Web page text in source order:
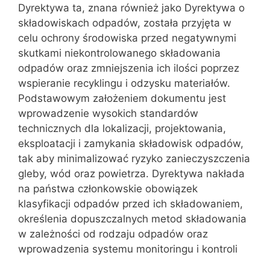
Dyrektywa ta, znana również jako Dyrektywa o
składowiskach odpadów, została przyjęta w
celu ochrony środowiska przed negatywnymi
skutkami niekontrolowanego składowania
odpadów oraz zmniejszenia ich ilości poprzez
wspieranie recyklingu i odzysku materiałów.
Podstawowym założeniem dokumentu jest
wprowadzenie wysokich standardów
technicznych dla lokalizacji, projektowania,
eksploatacji i zamykania składowisk odpadów,
tak aby minimalizować ryzyko zanieczyszczenia
gleby, wód oraz powietrza. Dyrektywa nakłada
na państwa członkowskie obowiązek
klasyfikacji odpadów przed ich składowaniem,
określenia dopuszczalnych metod składowania
w zależności od rodzaju odpadów oraz
wprowadzenia systemu monitoringu i kontroli